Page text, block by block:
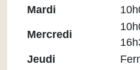
Médiathèque
Mardi
Mercredi
Jeudi